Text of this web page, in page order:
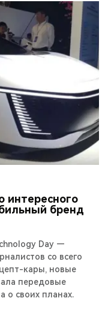
интересного
бренд
Day —
со всего
кары, новые
передовые
о своих планах.